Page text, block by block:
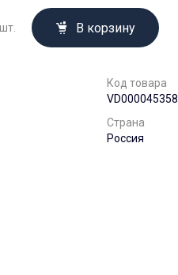
шт. В корзину
Код товара
VD000045358
Страна
Россия